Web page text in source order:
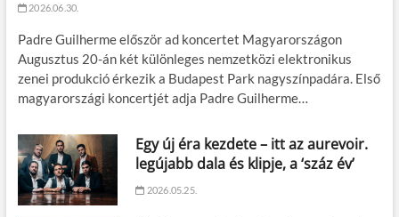
2026.06.30.
Padre Guilherme először ad koncertet Magyarországon
Augusztus 20-án két különleges nemzetközi elektronikus
zenei produkció érkezik a Budapest Park nagyszínpadára. Első
magyarországi koncertjét adja Padre Guilherme…
Egy új éra kezdete – itt az aurevoir.
legújabb dala és klipje, a ‘száz év’
2026.05.25.